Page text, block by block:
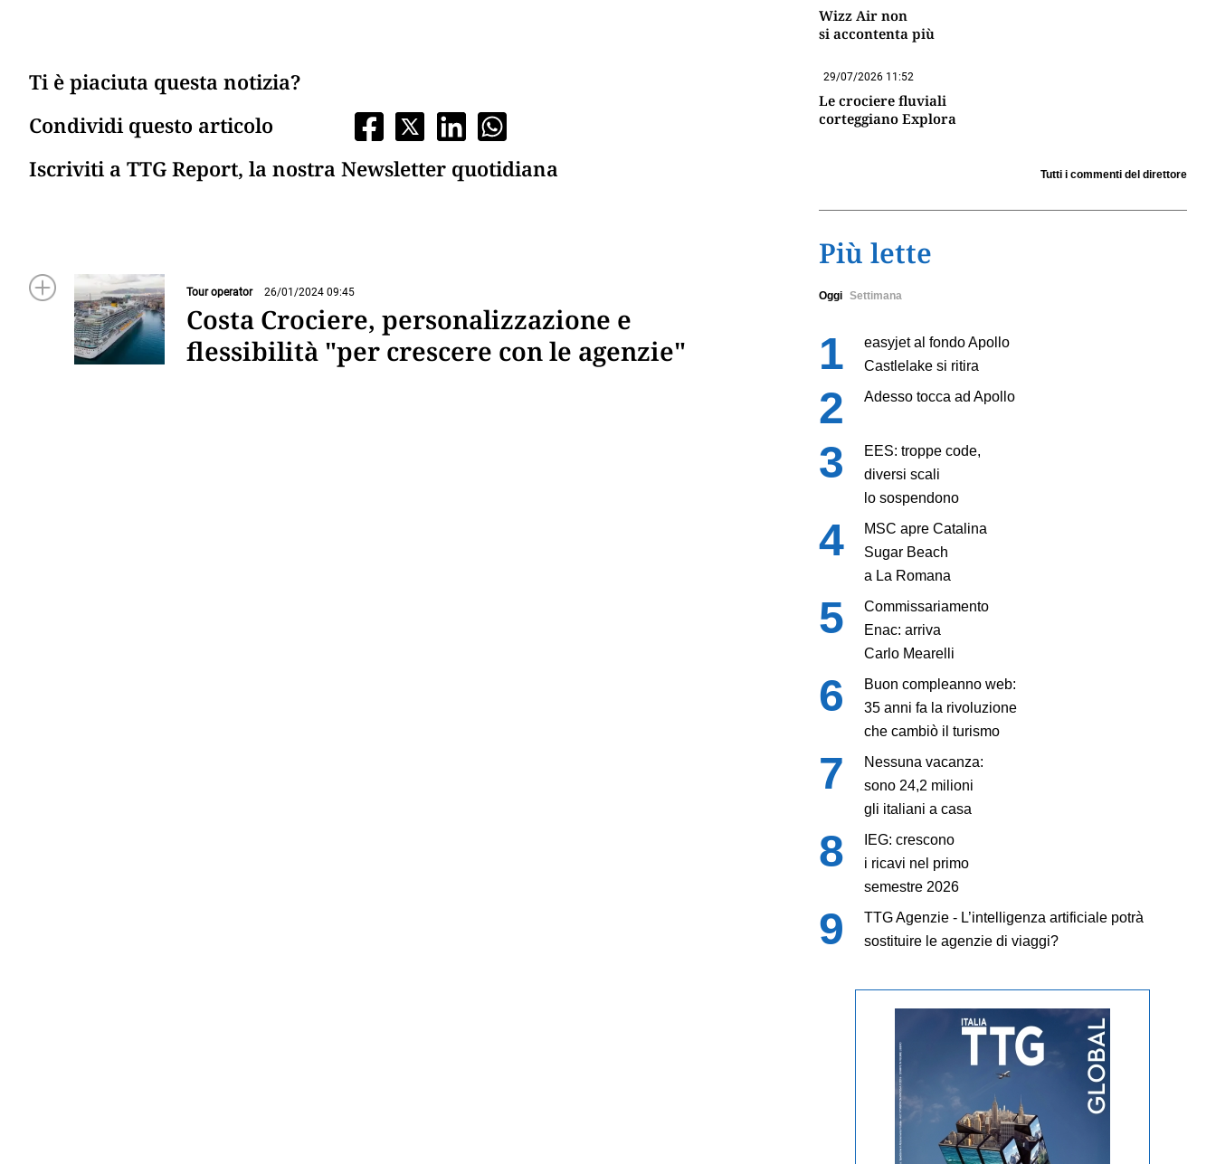
Ti è piaciuta questa notizia?
Condividi questo articolo
Iscriviti a TTG Report, la nostra Newsletter quotidiana
Tour operator 26/01/2024 09:45
Costa Crociere, personalizzazione e
flessibilità "per crescere con le agenzie"
Wizz Air non
si accontenta più
29/07/2026 11:52
Le crociere fluviali
corteggiano Explora
Tutti i commenti del direttore
Più lette
Oggi Settimana
easyjet al fondo Apollo
Castlelake si ritira
Adesso tocca ad Apollo
EES: troppe code,
diversi scali
lo sospendono
MSC apre Catalina
Sugar Beach
a La Romana
Commissariamento
Enac: arriva
Carlo Mearelli
Buon compleanno web:
35 anni fa la rivoluzione
che cambiò il turismo
Nessuna vacanza:
sono 24,2 milioni
gli italiani a casa
IEG: crescono
i ricavi nel primo
semestre 2026
TTG Agenzie - L’intelligenza artificiale potrà
sostituire le agenzie di viaggi?